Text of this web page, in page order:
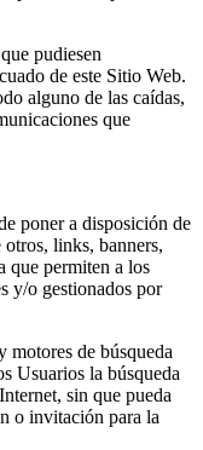
pudiesen
de este Sitio Web.
alguno de las caídas,
que
poner a disposición de
links, banners,
que permiten a los
y/o gestionados por
motores de búsqueda
Usuarios la búsqueda
sin que pueda
o invitación para la